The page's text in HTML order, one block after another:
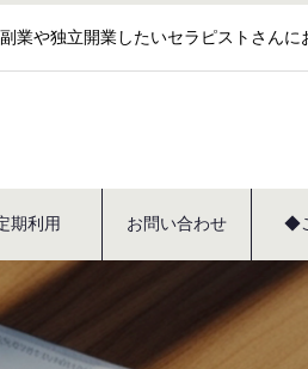
や独立開業したいセラピストさんに
期利用 お問い合わせ ◆